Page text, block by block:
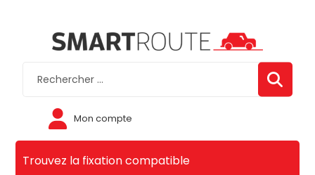
Mon compte
Trouvez la fixation compatible